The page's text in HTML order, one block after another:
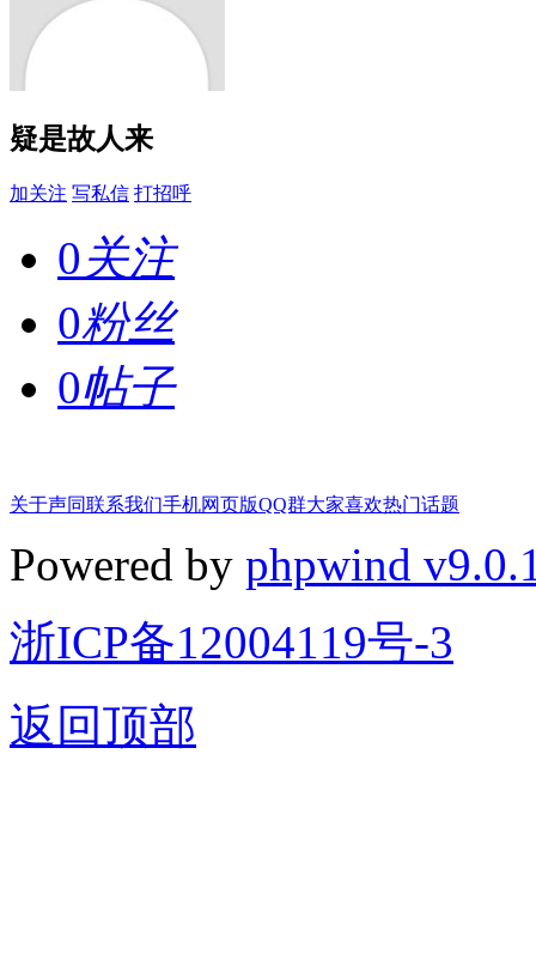
疑是故人来
加关注 写私信 打招呼
0关注
0粉丝
0帖子
关于声同联系我们手机网页版QQ群大家喜欢热门话题
Powered by phpwind
浙ICP备12004119号-3
返回顶部